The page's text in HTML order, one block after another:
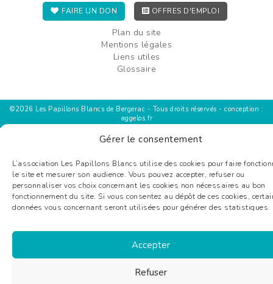
Gérer le consentement
L’association Les Papillons Blancs utilise des cookies pour faire
le site et mesurer son audience. Vous pouvez accepter, refuser ou
personnaliser vos choix concernant les cookies non nécessaires au bon
fonctionnement du site. Si vous consentez au dépôt de ces cookies,
données vous concernant seront utilisées pour générer des statistiques.
Accepter
Refuser
FAIRE UN DON OFFRES D'EMPLOI
Plan du site
Mentions légales
Liens utiles
Glossaire
©2026 Les Papillons Blancs de Bergerac - Tous droits réservés - conception :
aggelos.fr